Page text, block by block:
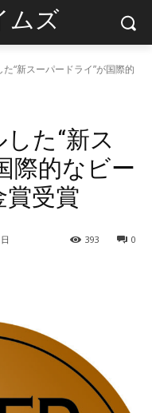
ムズ
“新スーパードライ”が国際的
た“新ス
際的なビー
受賞
0
393